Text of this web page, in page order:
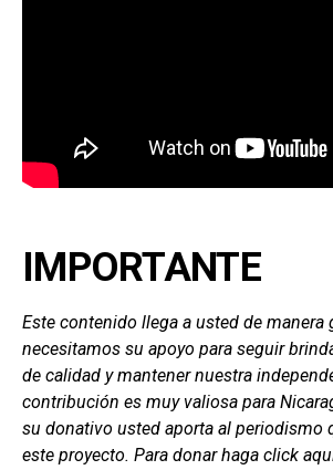
IMPORTANTE
Este contenido llega a usted de manera
necesitamos su apoyo para seguir
de calidad y mantener nuestra
contribución es muy valiosa para
su donativo usted aporta al periodismo
este proyecto. Para donar haga click